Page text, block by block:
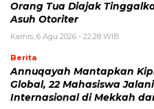
Orang Tua Diajak
Asuh Otoriter
Kamis, 6 Agu 2026 - 22:28 WIB
Berita
Annuqayah Mantapkan
Global, 22 Mahasiswa
Internasional di Mekkah